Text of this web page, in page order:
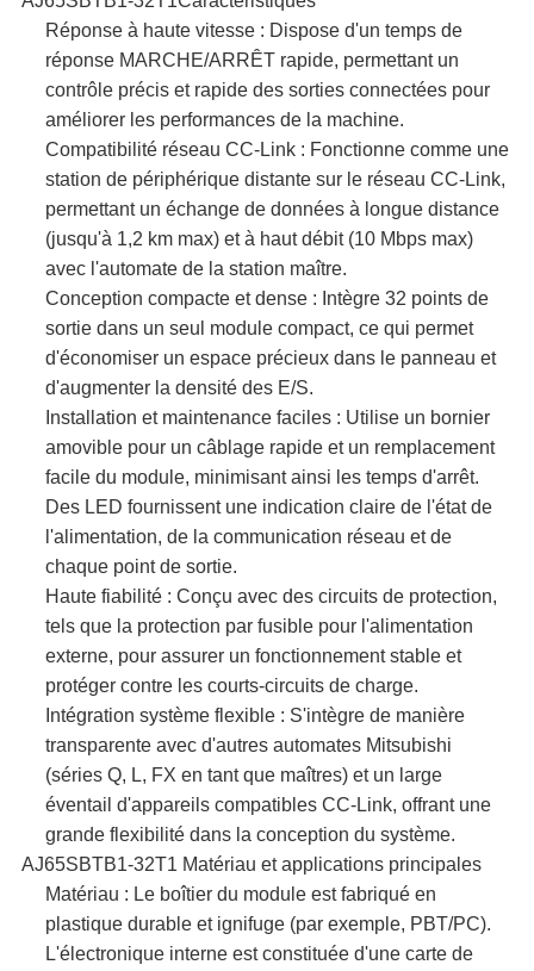
VIE
PRIVÉE
Réponse à haute vitesse :​ Dispose d'un temps de
réponse MARCHE/ARRÊT rapide, permettant un
contrôle précis et rapide des sorties connectées pour
améliorer les performances de la machine.
Compatibilité réseau CC-Link :​ Fonctionne comme une
station de périphérique distante sur le réseau CC-Link,
permettant un échange de données à longue distance
(jusqu'à 1,2 km max) et à haut débit (10 Mbps max)
avec l'automate de la station maître.
Conception compacte et dense :​ Intègre 32 points de
sortie dans un seul module compact, ce qui permet
d'économiser un espace précieux dans le panneau et
d'augmenter la densité des E/S.
Installation et maintenance faciles :​ Utilise un bornier
amovible pour un câblage rapide et un remplacement
facile du module, minimisant ainsi les temps d'arrêt.
Des LED fournissent une indication claire de l'état de
l'alimentation, de la communication réseau et de
chaque point de sortie.
Haute fiabilité :​ Conçu avec des circuits de protection,
tels que la protection par fusible pour l'alimentation
externe, pour assurer un fonctionnement stable et
protéger contre les courts-circuits de charge.
Intégration système flexible :​ S'intègre de manière
transparente avec d'autres automates Mitsubishi
(séries Q, L, FX en tant que maîtres) et un large
éventail d'appareils compatibles CC-Link, offrant une
grande flexibilité dans la conception du système.
AJ65SBTB1-32T1 Matériau et applications principales​
Matériau :​ Le boîtier du module est fabriqué en
plastique durable et ignifuge (par exemple, PBT/PC).
L'électronique interne est constituée d'une carte de